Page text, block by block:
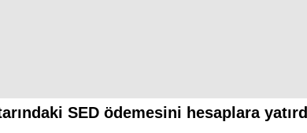
SED ödemesini hesaplara